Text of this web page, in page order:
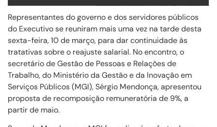
Representantes do governo e dos servidores públicos
do Executivo se reuniram mais uma vez na tarde desta
sexta-feira, 10 de março, para dar continuidade às
tratativas sobre o reajuste salarial. No encontro, o
secretário de Gestão de Pessoas e Relações de
Trabalho, do Ministério da Gestão e da Inovação em
Serviços Públicos (MGI), Sérgio Mendonça, apresentou
proposta de recomposição remuneratória de 9%, a
partir de maio.